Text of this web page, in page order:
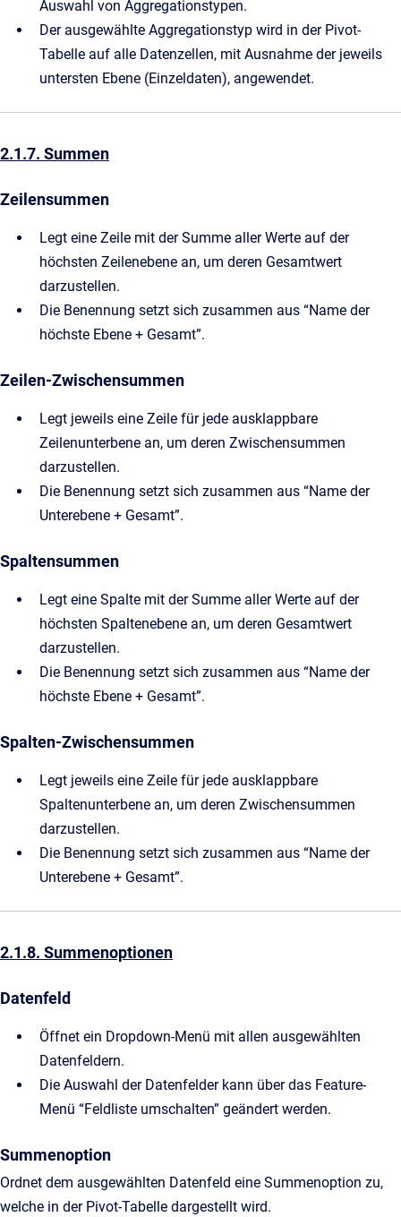
Auswahl von Aggregationstypen.
Der ausgewählte Aggregationstyp wird in der Pivot-
Tabelle auf alle Datenzellen, mit Ausnahme der jeweils
untersten Ebene (Einzeldaten), angewendet.
2.1.7. Summen
Zeilensummen
Legt eine Zeile mit der Summe aller Werte auf der
höchsten Zeilenebene an, um deren Gesamtwert
darzustellen.
Die Benennung setzt sich zusammen aus “Name der
höchste Ebene + Gesamt”.
Zeilen-Zwischensummen
Legt jeweils eine Zeile für jede ausklappbare
Zeilenunterbene an, um deren Zwischensummen
darzustellen.
Die Benennung setzt sich zusammen aus “Name der
Unterebene + Gesamt”.
Spaltensummen
Legt eine Spalte mit der Summe aller Werte auf der
höchsten Spaltenebene an, um deren Gesamtwert
darzustellen.
Die Benennung setzt sich zusammen aus “Name der
höchste Ebene + Gesamt”.
Spalten-Zwischensummen
Legt jeweils eine Zeile für jede ausklappbare
Spaltenunterbene an, um deren Zwischensummen
darzustellen.
Die Benennung setzt sich zusammen aus “Name der
Unterebene + Gesamt”.
2.1.8. Summenoptionen
Datenfeld
Öffnet ein Dropdown-Menü mit allen ausgewählten
Datenfeldern.
Die Auswahl der Datenfelder kann über das Feature-
Menü “Feldliste umschalten” geändert werden.
Summenoption
Ordnet dem ausgewählten Datenfeld eine Summenoption zu,
welche in der Pivot-Tabelle dargestellt wird.